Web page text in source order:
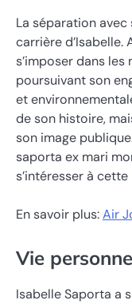
La séparation avec
carrière d’Isabelle.
s’imposer dans
poursuivant son
et
de son histoire,
son image
saporta ex mari
s’intéresser à
En savoir plus:Air
Vie
Isabelle Saporta a